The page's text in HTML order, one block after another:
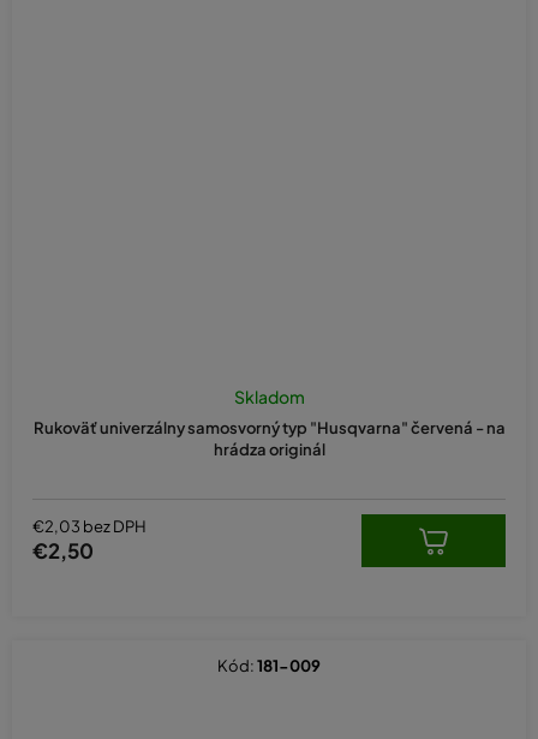
Rukoväť univerzálny samosvorný typ "Husqvarna" červená - na
hrádza originál
Skladom
€2,03 bez DPH
€2,50
Kód:181-009